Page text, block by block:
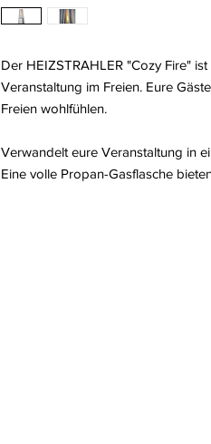
Der HEIZSTRAHLER "Cozy Fire"
Veranstaltung im Freien. Eure
Freien wohlfühlen.
Verwandelt eure Veranstaltung in
Eine volle Propan-Gasflasche